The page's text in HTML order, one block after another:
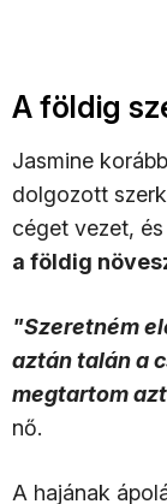
A földig
Jasmine
dolgozott
céget vezet, és
a földig
"Szeretném
aztán talán a
megtartom
nő.
A hajának